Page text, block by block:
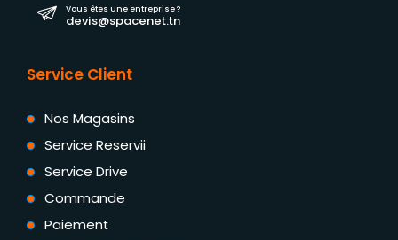
Vous êtes une entreprise ?
devis@spacenet.tn
Service Client
Nos Magasins
Service Reservii
Service Drive
Commande
Paiement